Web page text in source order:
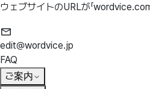
ウェブサイトのURLが「
edit@wordvice.jp
FAQ
ご案内